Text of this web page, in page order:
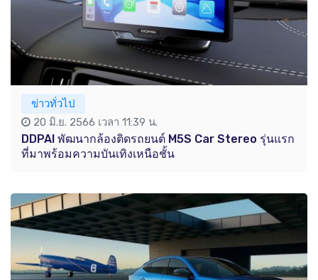
ข่าวทั่วไป
20 มิ.ย. 2566 เวลา 11:39 น.
DDPAI พัฒนากล้องติดรถยนต์ M5S Car Stereo รุ่นแรก
ที่มาพร้อมความบันเทิงเหนือชั้น